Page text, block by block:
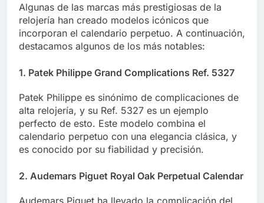
Algunas de las marcas más prestigiosas de la
relojería han creado modelos icónicos que
incorporan el calendario perpetuo. A continuación,
destacamos algunos de los más notables:
1. Patek Philippe Grand Complications Ref. 5327
Patek Philippe es sinónimo de complicaciones de
alta relojería, y su Ref. 5327 es un ejemplo
perfecto de esto. Este modelo combina el
calendario perpetuo con una elegancia clásica, y
es conocido por su fiabilidad y precisión.
2. Audemars Piguet Royal Oak Perpetual Calendar